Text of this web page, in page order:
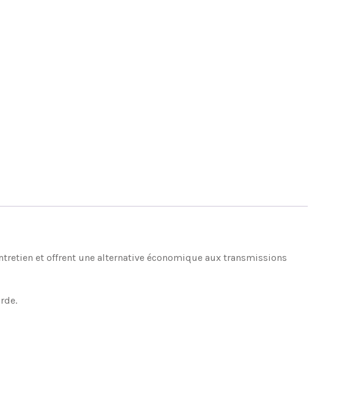
et offrent une alternative économique aux transmissions